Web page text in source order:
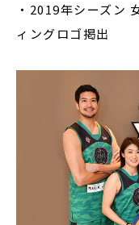
・2019年シーズン
ィングロゴ掲出